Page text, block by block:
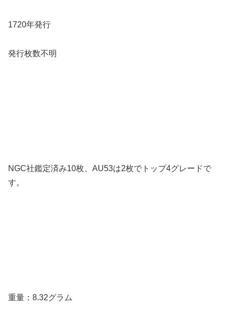
1720年発行
発行枚数不明
NGC社鑑定済み10枚、AU53は2枚でトップ4グレードで
す。
重量：8.32グラム